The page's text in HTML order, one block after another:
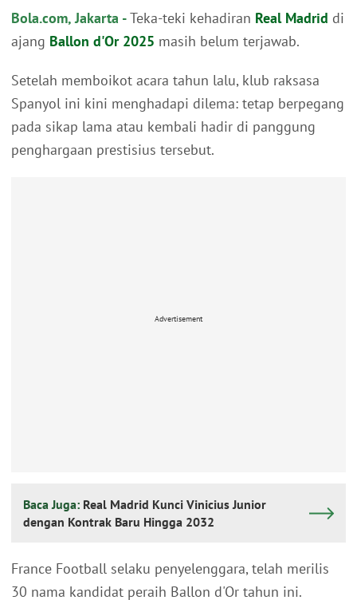
Bola.com, Jakarta -Teka-teki kehadiran Real Madrid di
ajang Ballon d'Or 2025 masih belum terjawab.
Setelah memboikot acara tahun lalu, klub raksasa
Spanyol ini kini menghadapi dilema: tetap berpegang
pada sikap lama atau kembali hadir di panggung
penghargaan prestisius tersebut.
Advertisement
Baca Juga: Real Madrid Kunci Vinicius Junior
dengan Kontrak Baru Hingga 2032
France Football selaku penyelenggara, telah merilis
30 nama kandidat peraih Ballon d'Or tahun ini.